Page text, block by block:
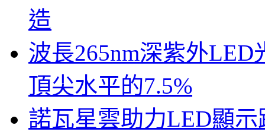
造
波長265nm深紫外
頂尖水平的7.5%
諾瓦星雲助力LED顯